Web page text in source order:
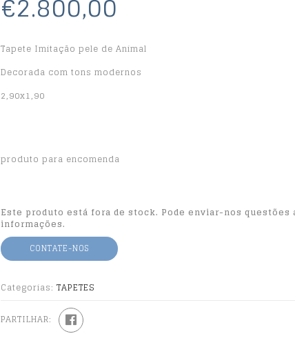
Tapete Imitação pele de Animal
Decorada com tons modernos
2,90x1,90
produto para encomenda
Este produto está fora de stock. Pode enviar-nos questões
informações.
CONTATE-NOS
Categorias: TAPETES
PARTILHAR: